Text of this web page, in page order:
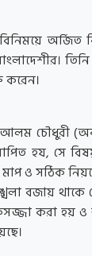
বিনিময়ে
করেন।
আলম চৌধুরী
হয, সে
ও সঠিক
বজায়
করা হয় ও